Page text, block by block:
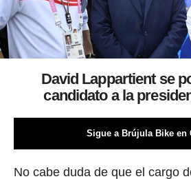
David Lappartient se
candidato a la
Sigue a Brújula Bike en
No cabe duda de que el cargo